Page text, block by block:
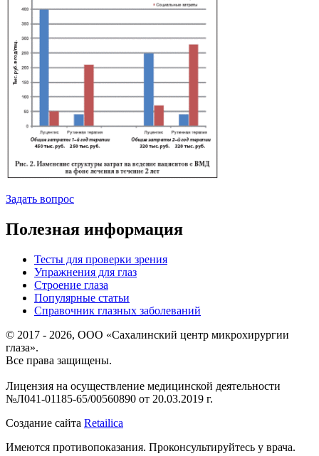
Задать вопрос
Полезная информация
Тесты для проверки зрения
Упражнения для глаз
Строение глаза
Популярные статьи
Справочник глазных заболеваний
© 2017 - 2026, ООО «Сахалинский центр микрохирургии
глаза».
Все права защищены.
Лицензия на осуществление медицинской деятельности
№Л041-01185-65/00560890 от 20.03.2019 г.
Создание сайта Retailica
Имеются противопоказания. Проконсультируйтесь у врача.